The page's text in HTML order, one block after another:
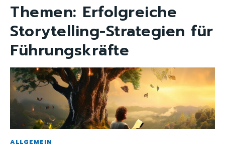
Themen: Erfolgreiche
Storytelling-Strategien für
Führungskräfte
ALLGEMEIN